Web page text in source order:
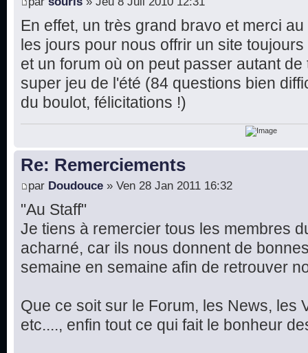
En effet, un très grand bravo et merci
les jours pour nous offrir un site
et un forum où on peut passer autant
super jeu de l'été (84 questions bien
du boulot, félicitations !)
Re: Remerciements
par Doudouce » Ven 28 Jan 2011 16:32
"Au Staff"
Je tiens à remercier tous les membres
acharné, car ils nous donnent de
semaine en semaine afin de retrouver
Que ce soit sur le Forum, les News, les
etc...., enfin tout ce qui fait le bonheur